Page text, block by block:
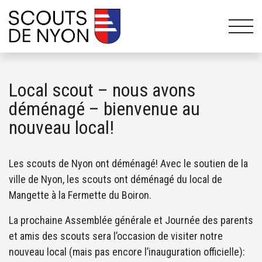
Local scout – nous avons
déménagé – bienvenue au
nouveau local!
Les scouts de Nyon ont déménagé! Avec le soutien de la
ville de Nyon, les scouts ont déménagé du local de
Mangette à la Fermette du Boiron.
La prochaine Assemblée générale et Journée des parents
et amis des scouts sera l’occasion de visiter notre
nouveau local (mais pas encore l’inauguration officielle):